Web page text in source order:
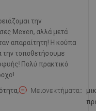
την
Mexen, αλλά μετά
απαραίτητη! Η κούπα
την τοποθετήσουμε
Πολύ πρακτικό
Μειονεκτήματα: